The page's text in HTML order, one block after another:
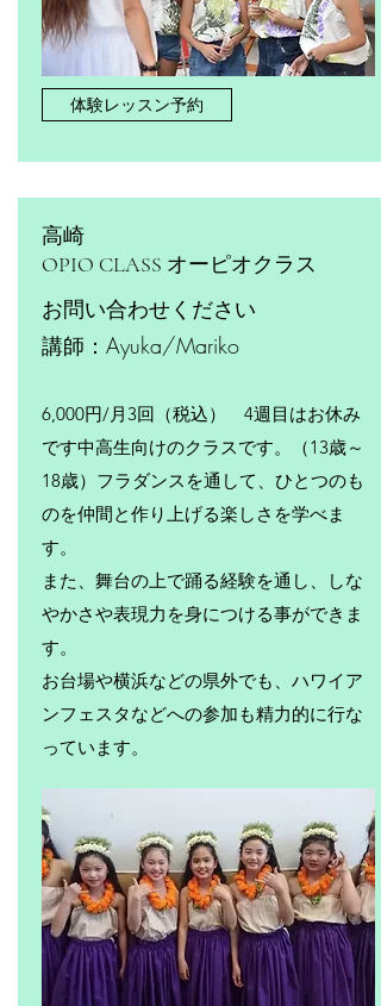
体験レッスン予約
高崎
​OPIO CLASS オーピオクラス
​お問い合わせください
​講師：Ayuka/Mariko
6,000円/月3回（税込） 4週目はお休み
です中高生向けのクラスです。（13歳～
18歳） フラダンスを通して、ひとつのも
のを仲間と作り上げる楽しさを学べま
す。
また、舞台の上で踊る経験を通し、しな
やかさや表現力を身につける事ができま
す。
お台場や横浜などの県外でも、ハワイア
ンフェスタなどへの参加も精力的に行な
っています。